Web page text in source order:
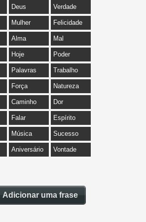
Deus Verdade
Mulher Felicidade
Alma Mal
Hoje Poder
Palavras Trabalho
Força Natureza
Caminho Dor
Falar Espírito
Música Sucesso
Aniversário Vontade
Adicionar uma frase